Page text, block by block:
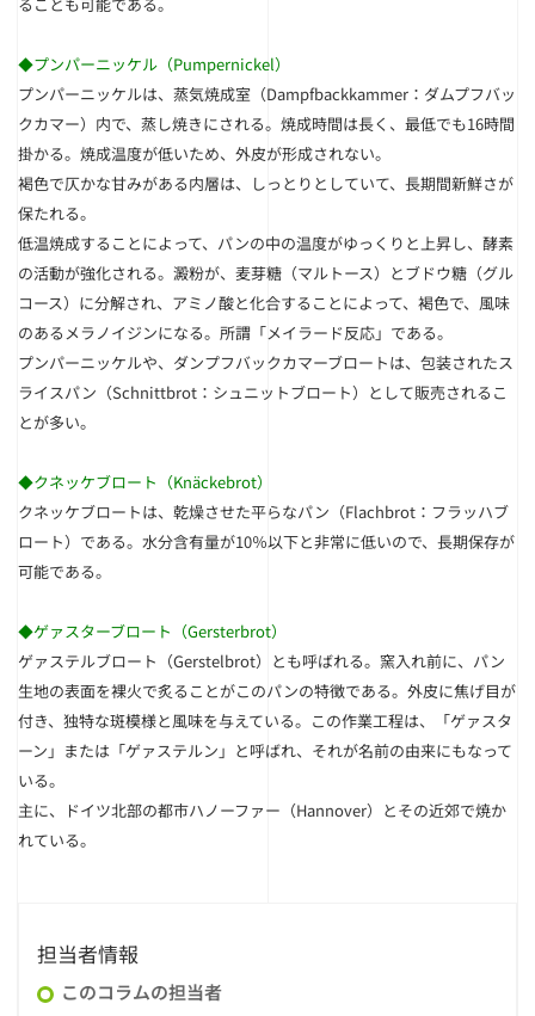
ることも可能である。
◆プンパーニッケル（Pumpernickel）
プンパーニッケルは、蒸気焼成室（Dampfbackkammer：ダムプフバッ
クカマー）内で、蒸し焼きにされる。焼成時間は長く、最低でも16時間
掛かる。焼成温度が低いため、外皮が形成されない。
褐色で仄かな甘みがある内層は、しっとりとしていて、長期間新鮮さが
保たれる。
低温焼成することによって、パンの中の温度がゆっくりと上昇し、酵素
の活動が強化される。澱粉が、麦芽糖（マルトース）とブドウ糖（グル
コース）に分解され、アミノ酸と化合することによって、褐色で、風味
のあるメラノイジンになる。所謂「メイラード反応」である。
プンパーニッケルや、ダンプフバックカマーブロートは、包装されたス
ライスパン（Schnittbrot：シュニットブロート）として販売されるこ
とが多い。
◆クネッケブロート（Knäckebrot）
クネッケブロートは、乾燥させた平らなパン（Flachbrot：フラッハブ
ロート）である。水分含有量が10％以下と非常に低いので、長期保存が
可能である。
◆ゲァスターブロート（Gersterbrot）
ゲァステルブロート（Gerstelbrot）とも呼ばれる。窯入れ前に、パン
生地の表面を裸火で炙ることがこのパンの特徴である。外皮に焦げ目が
付き、独特な斑模様と風味を与えている。この作業工程は、「ゲァスタ
ーン」または「ゲァステルン」と呼ばれ、それが名前の由来にもなって
いる。
主に、ドイツ北部の都市ハノーファー（Hannover）とその近郊で焼か
れている。
担当者情報
このコラムの担当者